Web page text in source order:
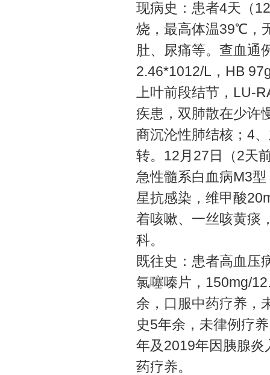
现病史：患者4天（
烧，最高体温39℃，
肚、尿痛等。查血通
2.46*1012/L，HB
上叶前段结节，LU-
疾患，双肺散在少许
商沉沦性肺结核；4
转。12月27日（2天
急性髓系白血病M3
星抗感染，维甲酸
着咳嗽、一丝咳黄痰
科。
既往史：患者高血压
氯噻嗪片，150mg/
余，口服中药疗养，
史5年余，未律例疗
年及2019年因胰腺
药疗养。